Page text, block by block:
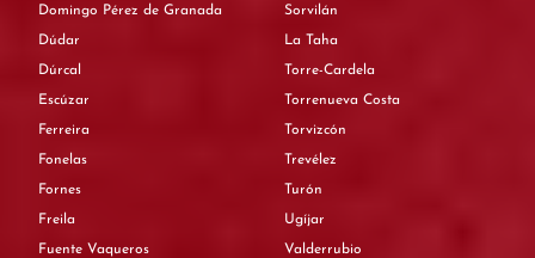
Domingo Pérez de Granada
Dúdar
Dúrcal
Escúzar
Ferreira
Fonelas
Fornes
Freila
Fuente Vaqueros
Sorvilán
La Taha
Torre-Cardela
Torrenueva Costa
Torvizcón
Trevélez
Turón
Ugíjar
Valderrubio